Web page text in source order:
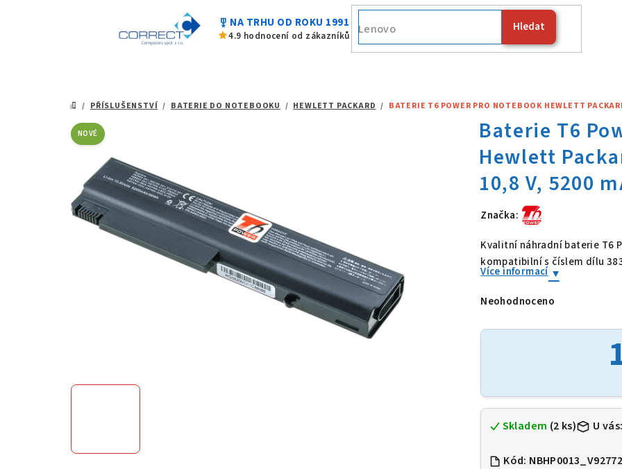
military_tech NA TRHU OD ROKU 1991
star4.9 hodnocení od zákazníků
Hledat
Fujitsu
DOMŮ
/ PŘÍSLUŠENSTVÍ / BATERIE DO NOTEBOOKU / HEWLETT PACKARD / BATERIE T6 POWER PRO NOTEBOOK HEWLETT
Značka:
Baterie T6
Kvalitní náhradní baterie T6
kompatibilní s číslem dílu
Více informací
Průměrné
produktu
je
Neohodnoceno
Skladem (2 ks) U vás:
Kód: NBHP0013_V92772
NOVÉ
hvězdiček.